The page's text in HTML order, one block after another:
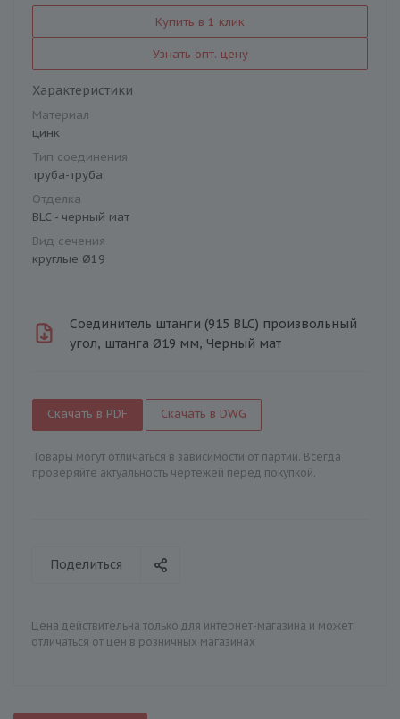
Купить в 1 клик
Узнать опт. цену
Характеристики
Материал
цинк
Тип соединения
труба-труба
Отделка
BLC - черный мат
Вид сечения
круглые Ø19
Соединитель штанги (915 BLC) произвольный
угол, штанга Ø19 мм, Черный мат
Скачать в PDF Скачать в DWG
Товары могут отличаться в зависимости от партии. Всегда
проверяйте актуальность чертежей перед покупкой.
Поделиться
Цена действительна только для интернет-магазина и может
отличаться от цен в розничных магазинах